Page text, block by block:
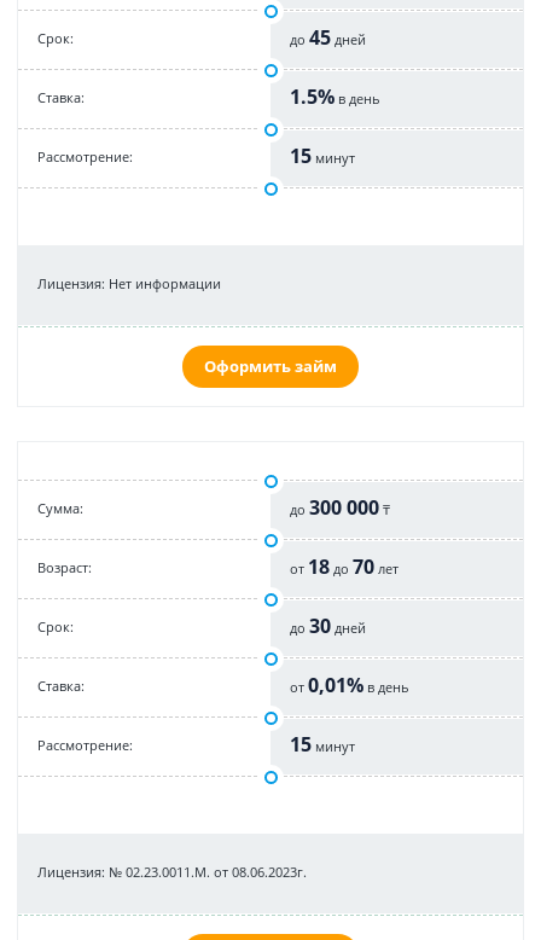
Срок: до 45 дней
Cтавка: 1.5% в день
Рассмотрение: 15 минут
Лицензия: Нет информации
Оформить займ
Cумма: до 300 000 ₸
Возраст: от 18 до 70 лет
Срок: до 30 дней
Cтавка: от 0,01% в день
Рассмотрение: 15 минут
Лицензия: № 02.23.0011.M. от 08.06.2023г.